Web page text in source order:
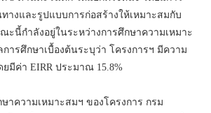
างและรูปแบบการก่อสร้างให้เหมาะสมกับ
นี้กำลังอยู่ในระหว่างการศึกษาความเหมาะ
ารศึกษาเบื้องต้นระบุว่า โครงการฯ มีความ
มีค่า EIRR ประมาณ 15.8%
าความเหมาะสมฯ ของโครงการ กรม